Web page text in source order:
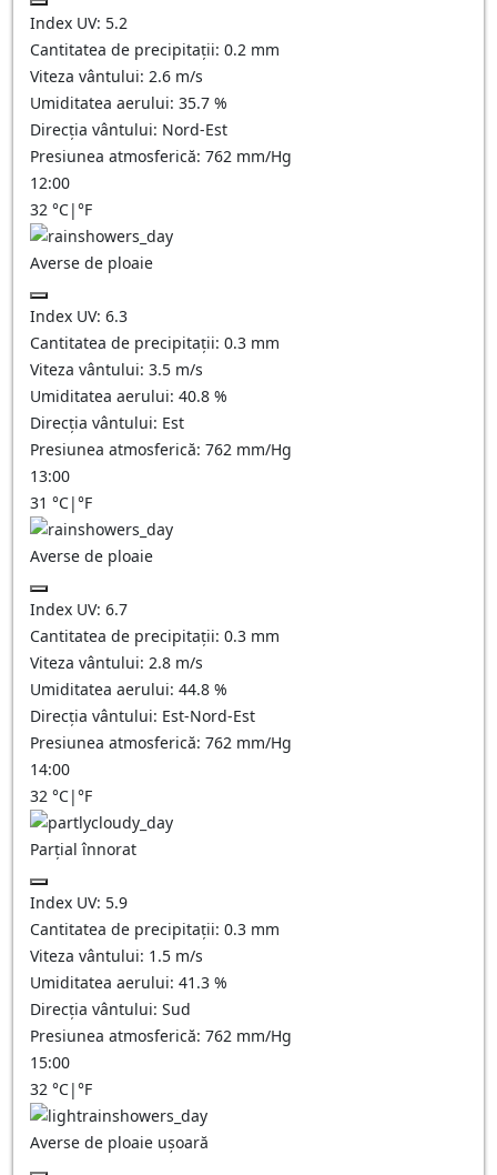
Index UV: 5.2
Cantitatea de precipitații: 0.2 mm
Viteza vântului: 2.6 m/s
Umiditatea aerului: 35.7 %
Direcția vântului: Nord-Est
Presiunea atmosferică: 762 mm/Hg
12:00
32 °C|°F
Averse de ploaie
Index UV: 6.3
Cantitatea de precipitații: 0.3 mm
Viteza vântului: 3.5 m/s
Umiditatea aerului: 40.8 %
Direcția vântului: Est
Presiunea atmosferică: 762 mm/Hg
13:00
31 °C|°F
Averse de ploaie
Index UV: 6.7
Cantitatea de precipitații: 0.3 mm
Viteza vântului: 2.8 m/s
Umiditatea aerului: 44.8 %
Direcția vântului: Est-Nord-Est
Presiunea atmosferică: 762 mm/Hg
14:00
32 °C|°F
Parțial înnorat
Index UV: 5.9
Cantitatea de precipitații: 0.3 mm
Viteza vântului: 1.5 m/s
Umiditatea aerului: 41.3 %
Direcția vântului: Sud
Presiunea atmosferică: 762 mm/Hg
15:00
32 °C|°F
Averse de ploaie ușoară